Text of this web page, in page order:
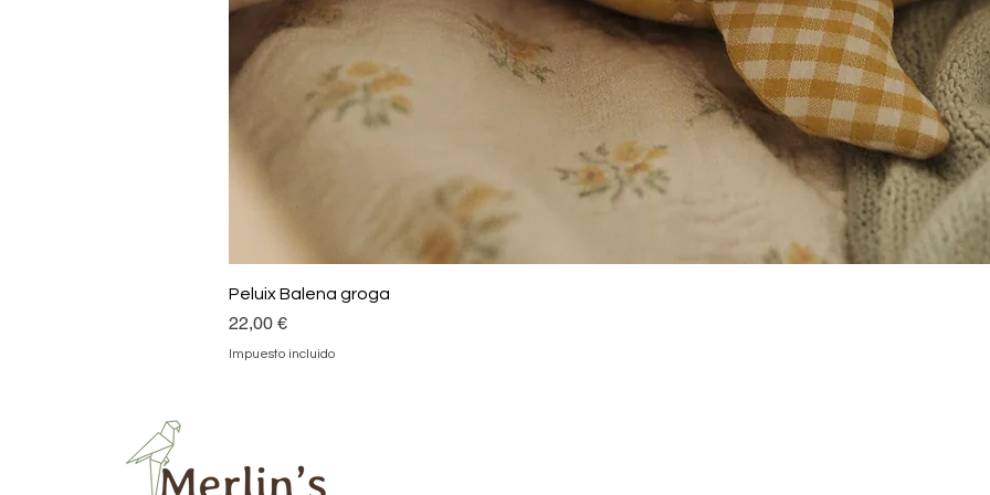
Peluix Balena groga
Precio
22,00 €
Impuesto incluido